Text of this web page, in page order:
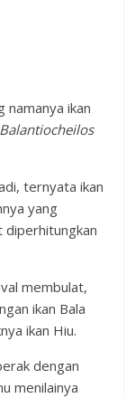
namanya ikan
Balantiocheilos
ternyata ikan
yang
diperhitungkan
membulat,
ikan Bala
ikan Hiu.
dengan
menilainya